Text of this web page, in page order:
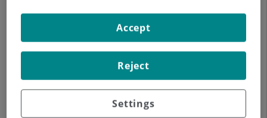
con
vértigo. Con el vHIT se realiza la exploración del equilibrio del
oído interno (sistema vestibular) de forma más rápida y
cómoda para el paciente que con otras técnicas, además de
no provocar efectos secundarios ni vértigo.
El vHIT registra y analiza el reflejo vestíbulo-ocular que
consiste en el análisis de los movimientos de los ojos que se
producen ante determinados movimientos de la cabeza.
Settings
Reject
Accept